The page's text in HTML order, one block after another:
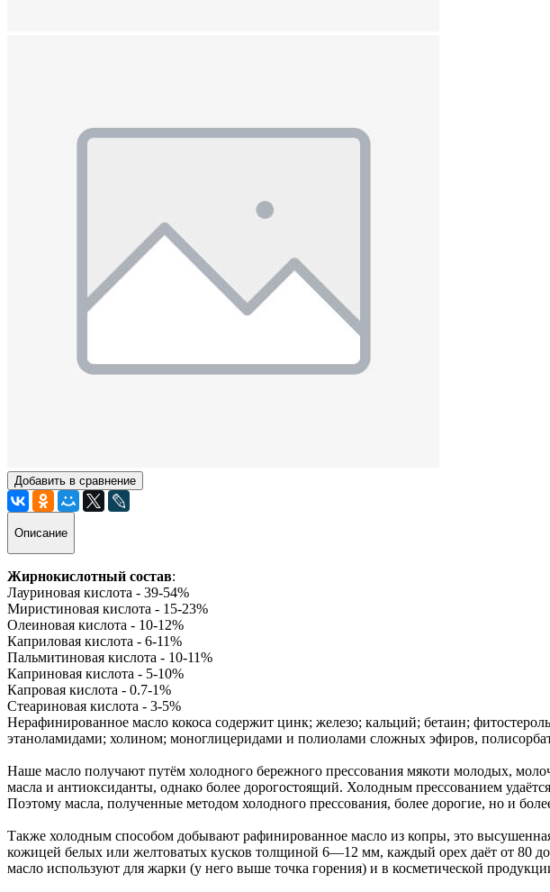
Добавить в сравнение
Описание
Жирнокислотный состав:
Лауриновая кислота - 39-54%
Миристиновая кислота - 15-23%
Олеиновая кислота - 10-12%
Каприловая кислота - 6-11%
Пальмитиновая кислота - 10-11%
Каприновая кислота - 5-10%
Капровая кислота - 0.7-1%
Стеариновая кислота - 3-5%
Нерафинированное масло кокоса содержит цинк; железо; кальций; бетаин;
этаноламидами; холином; моноглицеридами и полиолами сложных эфиров,
Наше масло получают путём холодного бережного прессования мякоти молодых,
масла и антиоксиданты, однако более дорогостоящий. Холодным прессованием
Поэтому масла, полученные методом холодного прессования, более дорогие, но и
Также холодным способом добывают рафинированное масло из копры, это
кожицей белых или желтоватых кусков толщиной 6—12 мм, каждый орех даёт от 80
масло используют для жарки (у него выше точка горения) и в косметической